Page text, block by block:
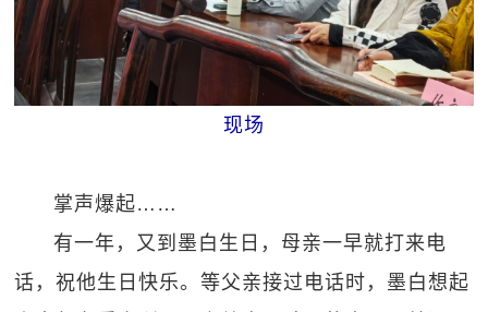
现场
掌声爆起……
有一年，又到墨白生日，母亲一早就打来电
话，祝他生日快乐。等父亲接过电话时，墨白想起